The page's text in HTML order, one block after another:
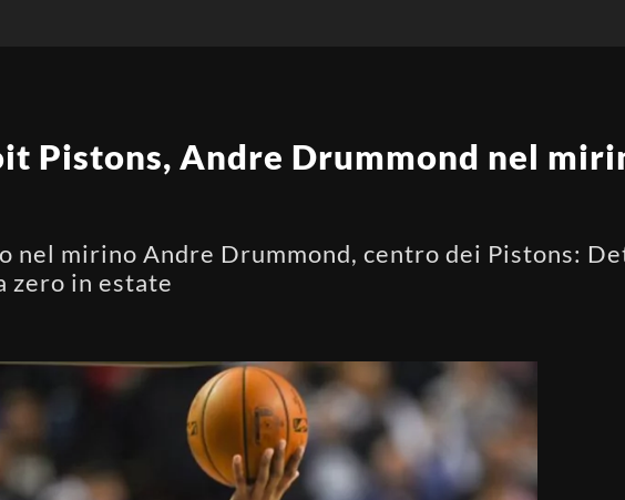
Pistons, Andre Drummond nel
nel mirino Andre Drummond, centro dei Pistons:
zero in estate